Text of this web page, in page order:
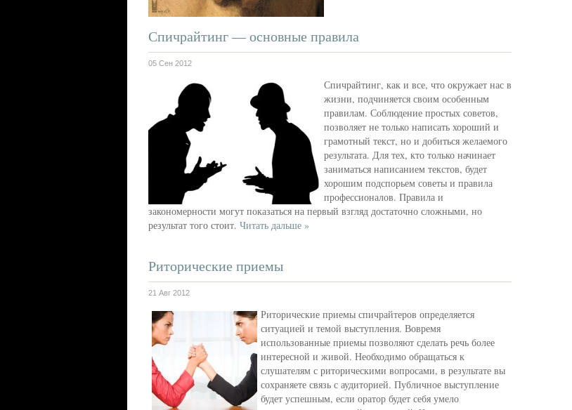
Спичрайтинг — основные правила
05 Сен 2012
Спичрайтинг, как и все, что окружает нас в
жизни, подчиняется своим особенным
правилам. Соблюдение простых советов,
позволяет не только написать хороший и
грамотный текст, но и добиться желаемого
результата. Для тех, кто только начинает
заниматься написанием текстов, будет
хорошим подспорьем советы и правила
профессионалов. Правила и
закономерности могут показаться на первый взгляд достаточно сложными, но
результат того стоит. Читать дальше »
Риторические приемы
21 Авг 2012
Риторические приемы спичрайтеров определяется
ситуацией и темой выступления. Вовремя
использованные приемы позволяют сделать речь более
интересной и живой. Необходимо обращаться к
слушателям с риторическими вопросами, в результате вы
сохраняете связь с аудиторией. Публичное выступление
будет успешным, если оратор будет себя умело